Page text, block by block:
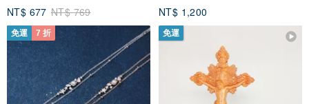
NT$ 677 NT$ 769
NT$ 1,200
免運 7 折 免運